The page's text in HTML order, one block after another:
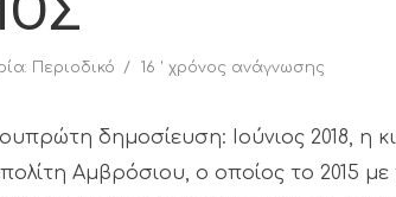
Περιοδικό 16 ' χρόνος ανάγνωσης
δημοσίευση: Ιούνιος 2018, η
Αμβρόσιου, ο οποίος το 2015